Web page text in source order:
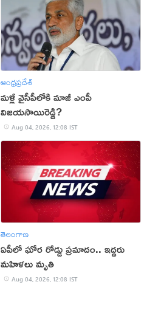
ఆంధ్రప్రదేశ్
మళ్లీ వైసీపీలోకి మాజీ ఎంపీ
విజయసాయిరెడ్డి?
Aug 04, 2026, 12:08 IST
తెలంగాణ
ఏపీలో ఘోర రోడ్డు ప్రమాదం.. ఇద్దరు
మహిళలు మృతి
Aug 04, 2026, 12:08 IST